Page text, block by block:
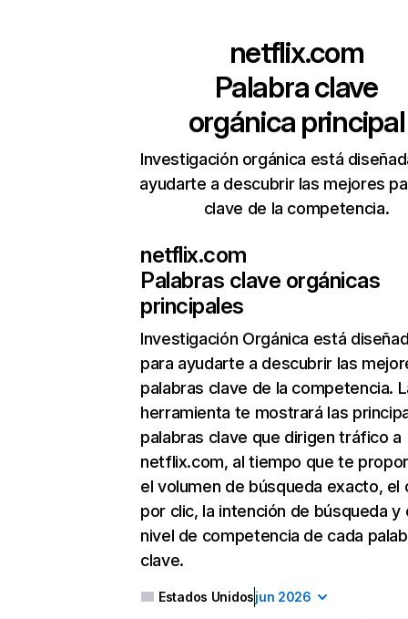
netflix.com
Palabra clave
orgánica principal
Investigación orgánica está
ayudarte a descubrir las mejores
clave de la competencia.
netflix.com
Palabras clave orgánicas
principales
Investigación Orgánica está
para ayudarte a descubrir las
palabras clave de la competencia.
herramienta te mostrará las
palabras clave que dirigen tráfico a
netflix.com, al tiempo que te
el volumen de búsqueda exacto, el
por clic, la intención de búsqueda y
nivel de competencia de cada
clave.
Estados Unidosjun 2026